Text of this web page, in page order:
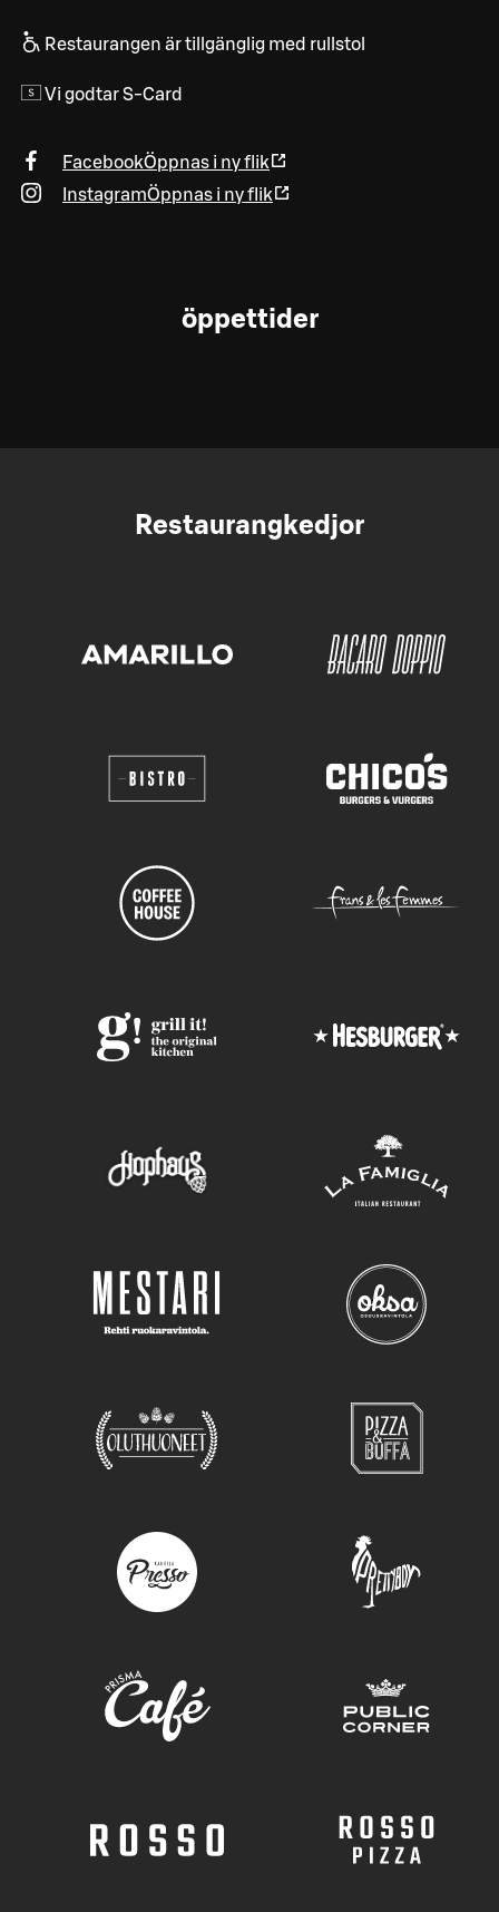
Restaurangen är tillgänglig med rullstol
Vi godtar S-Card
FacebookÖppnas i ny flik
InstagramÖppnas i ny flik
öppettider
Restaurangkedjor